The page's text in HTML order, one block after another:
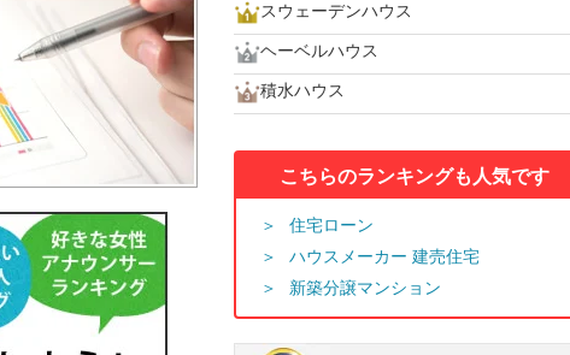
スウェーデンハウス
ヘーベルハウス
積水ハウス
こちらのランキングも人気です
住宅ローン
ハウスメーカー 建売住宅
新築分譲マンション